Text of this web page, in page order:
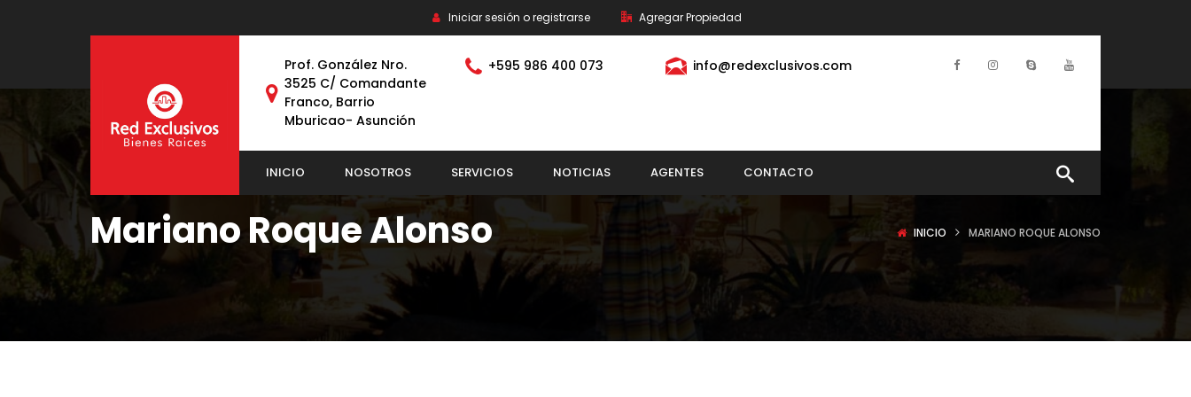
Iniciar sesión o registrarse Agregar Propiedad
Prof. González Nro.
3525 C/ Comandante
Franco, Barrio
Mburicao- Asunción
+595 986 400 073 info@redexclusivos.com
INICIO NOSOTROS SERVICIOS NOTICIAS AGENTES CONTACTO
Mariano Roque Alonso INICIO MARIANO ROQUE ALONSO